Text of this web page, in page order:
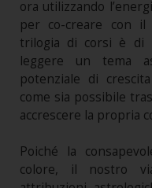
ora utilizzando
per co-creare con il
trilogia di corsi è di
leggere un tema
potenziale di
come sia possibile
accrescere la propria
Poiché la
colore, il nostro